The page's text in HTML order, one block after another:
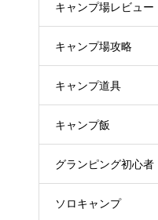
キャンプ場レビュー
キャンプ場攻略
キャンプ道具
キャンプ飯
グランピング初心者
ソロキャンプ